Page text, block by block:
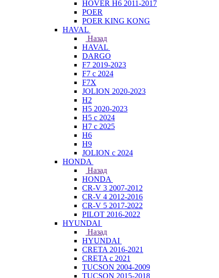
HOVER H6 2011-2017
POER
POER KING KONG
HAVAL
Назад
HAVAL
DARGO
F7 2019-2023
F7 с 2024
F7X
JOLION 2020-2023
H2
H5 2020-2023
H5 с 2024
H7 с 2025
H6
H9
JOLION с 2024
HONDA
Назад
HONDA
CR-V 3 2007-2012
CR-V 4 2012-2016
CR-V 5 2017-2022
PILOT 2016-2022
HYUNDAI
Назад
HYUNDAI
CRETA 2016-2021
CRETA с 2021
TUCSON 2004-2009
TUCSON 2015-2018